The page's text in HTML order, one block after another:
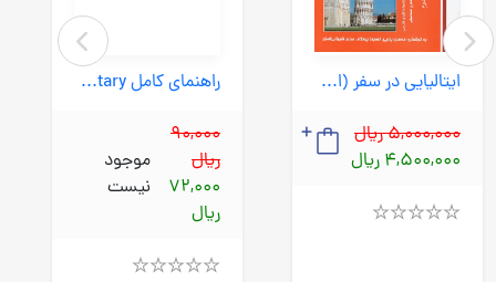
راهنمای کامل select readings elementary ویرایش 2 //
90,000
ریال
72,000
ریال
موجود
نیست
ایتالیایی در سفر (استاندارد) رقعی شومیز با cd
5,000,000 ریال
4,500,000 ریال